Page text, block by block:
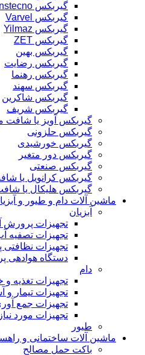
گیربکس Transtecno
گیربکس Varvel
گیربکس Yilmaz
گیربکس ZET
گیربکس بهین
گیربکس رضایت
گیربکس رهنما
گیربکس سهند
گیربکس شاکرین
گیربکس شریف
گیربکس آویز یا شافت
گیربکس حلزونی
گیربکس خورشیدی
گیربکس دور متغیر
گیربکس صنعتی
گیربکس کرانویل یا
گیربکس هلیکال یا
ماشین آلات دام و طیور و
آبزیان
تجهیزات پرورش
تجهیزات تصفیه
تجهیزات نظافتی
دستگاه هوادهی
دام
تجهیزات تغذیه و
تجهیزات تیمار و
تجهیزات جمع
تجهیزات مورد
طیور
ماشین آلات ساختمانی و
باکت حمل مصالح